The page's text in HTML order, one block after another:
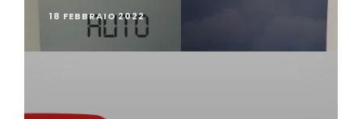
18 FEBBRAIO 2022